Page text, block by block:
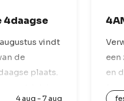
4daagse
vindt
de
plaats.
4 aug - 7 aug
een
en